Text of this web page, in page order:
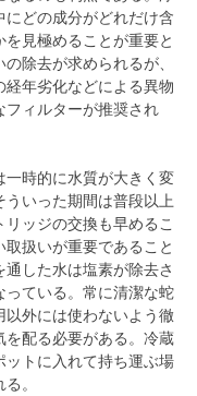
どの成分がどれだけ含
見極めることが重要と
除去が求められるが、
年劣化などによる異物
ィルターが推奨され
一時的に水質が大きく変
いった期間は普段以上
ッジの交換も早めるこ
扱いが重要であること
した水は塩素が除去さ
ている。常に清潔な蛇
外には使わないよう徹
配る必要がある。冷蔵
トに入れて持ち運ぶ場
。